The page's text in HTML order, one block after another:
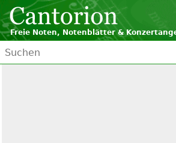
Freie Noten, Notenblätter &